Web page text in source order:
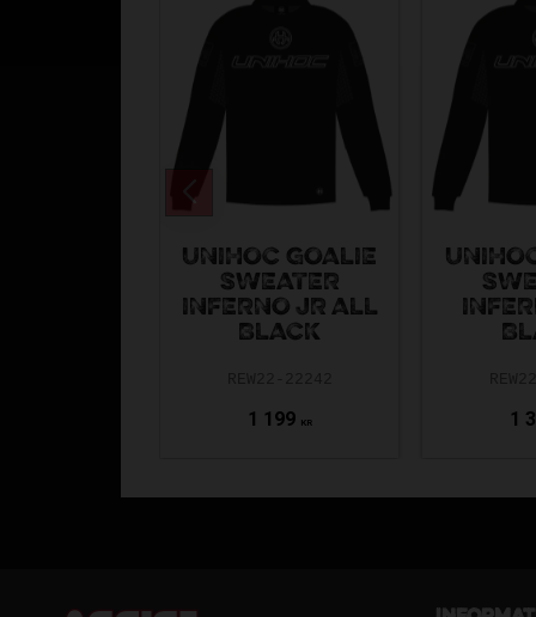
UNIHOC GOALIE
SWEATER
INFERNO JR ALL
BLACK
1 199 KR 1